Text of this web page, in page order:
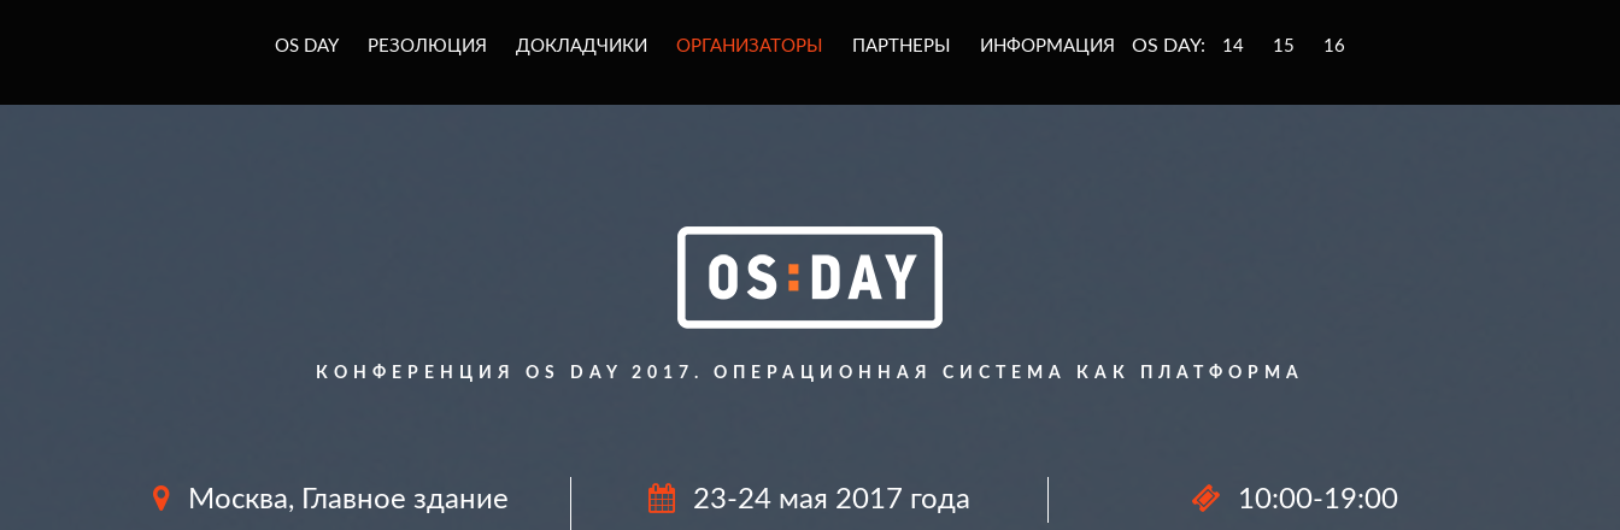
OS DAY РЕЗОЛЮЦИЯ ДОКЛАДЧИКИ ОРГАНИЗАТОРЫ ПАРТНЕРЫ ИНФОРМАЦИЯ OS DAY: 14 15 16
КОНФЕРЕНЦИЯ OS DAY 2017. ОПЕРАЦИОННАЯ СИСТЕМА КАК ПЛАТФОРМА
Москва, Главное здание
23-24 мая 2017 года 10:00-19:00